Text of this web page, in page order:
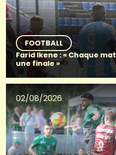
FOOTBALL
Farid Ikene : « Chaque
une finale »
02/08/2026